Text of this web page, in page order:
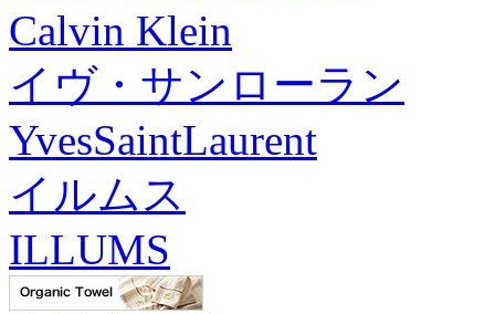
Calvin Klein
イヴ・サンローラン
YvesSaintLaurent
イルムス
ILLUMS